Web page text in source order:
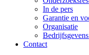
In de pers
Garantie en
Organisatie
Contact